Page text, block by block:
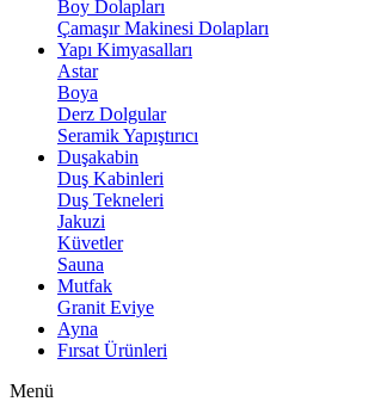
Boy Dolapları
Çamaşır Makinesi Dolapları
Yapı Kimyasalları
Astar
Boya
Derz Dolgular
Seramik Yapıştırıcı
Duşakabin
Duş Kabinleri
Duş Tekneleri
Jakuzi
Küvetler
Sauna
Mutfak
Granit Eviye
Ayna
Fırsat Ürünleri
Menü